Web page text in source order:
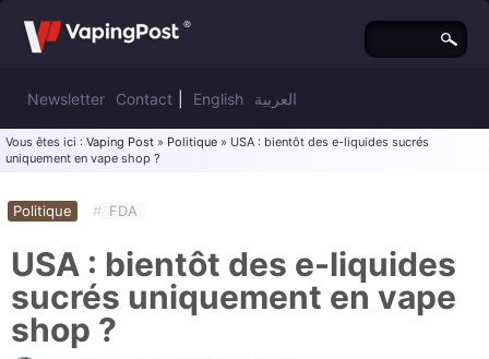
Newsletter Contact English العربية
Vous êtes ici : Vaping Post » Politique » USA : bientôt des e-liquides sucrés
uniquement en vape shop ?
Politique # FDA
USA : bientôt des e-liquides
sucrés uniquement en vape
shop ?